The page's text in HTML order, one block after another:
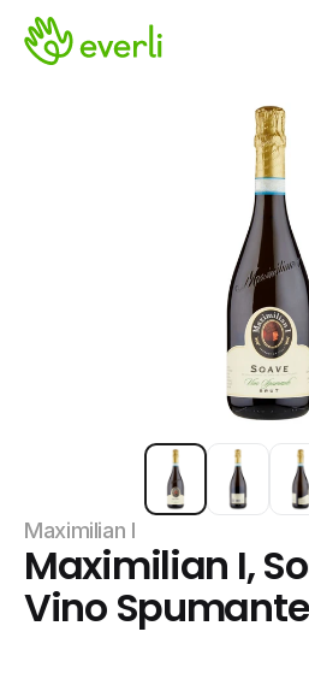
Maximilian I
Maximilian I,
Vino